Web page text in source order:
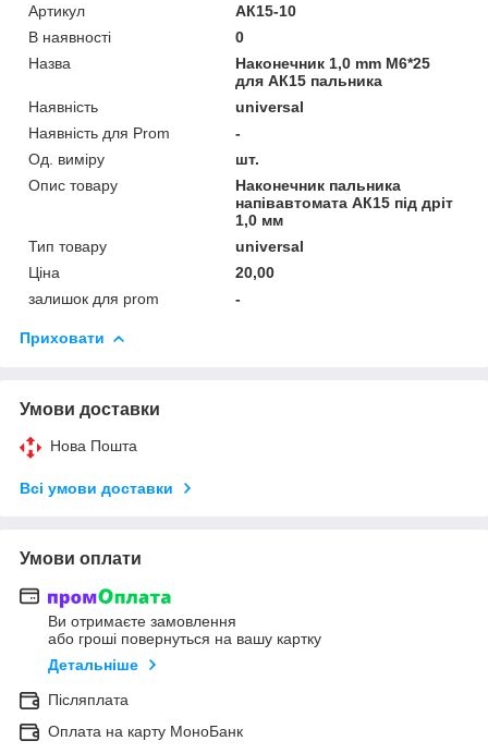
Артикул
АК15-10
В наявності
0
Назва
Наконечник 1,0 mm М6*25
для АК15 пальника
Наявність
universal
Наявність для Prom
-
Од. виміру
шт.
Опис товару
Наконечник пальника
напівавтомата АК15 під дріт
1,0 мм
Тип товару
universal
Ціна
20,00
залишок для prom
-
Приховати
Умови доставки
Нова Пошта
Всі умови доставки
Умови оплати
Ви отримаєте замовлення
або гроші повернуться на вашу картку
Детальніше
Післяплата
Оплата на карту МоноБанк